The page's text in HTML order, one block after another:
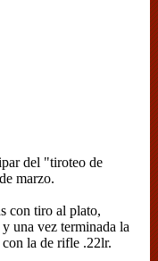
del "tiroteo de
marzo.
con tiro al plato,
una vez terminada la
la de rifle .22lr.